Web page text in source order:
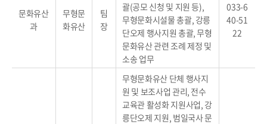
문화유산
과
무형문
화유산
팀
장
괄(공모 신청 및 지원 등),
무형문화시설물 총괄, 강릉
단오제 행사지원 총괄, 무형
문화유산 관련 조례 제정 및
소송 업무
033-6
40-51
22
무형문화유산 단체 행사지
원 및 보조사업 관리, 전수
교육관 활성화 지원사업, 강
릉단오제 지원, 범일국사 문